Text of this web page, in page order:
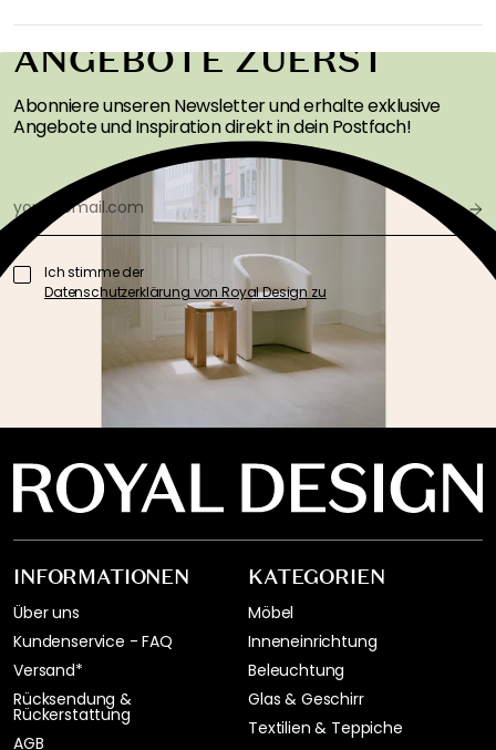
INSPIRATION &
ANGEBOTE ZUERST
Abonniere unseren Newsletter und erhalte exklusive
Angebote und Inspiration direkt in dein Postfach!
Ich stimme der
Datenschutzerklärung von Royal Design zu
INFORMATIONEN
Über uns
Kundenservice - FAQ
Versand*
Rücksendung &
Rückerstattung
AGB
KATEGORIEN
Möbel
Inneneinrichtung
Beleuchtung
Glas & Geschirr
Textilien & Teppiche